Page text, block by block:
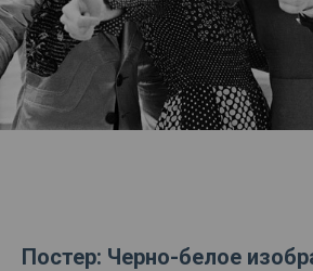
Постер: Черно-белое